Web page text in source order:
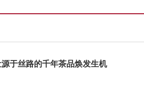
于丝路的千年茶品焕发生机